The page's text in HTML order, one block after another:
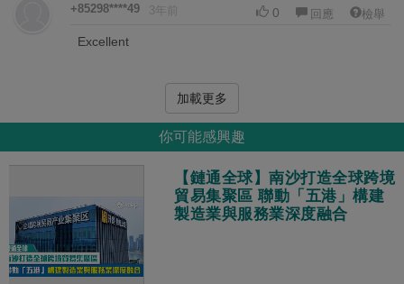
+85298****49 3年前 0 回應 檢舉
Excellent
加載更多
你可能感興趣
【鏈通全球】南沙打造全球跨境
貿易集聚區 聯動「五港」構建
製造業與服務業深度融合